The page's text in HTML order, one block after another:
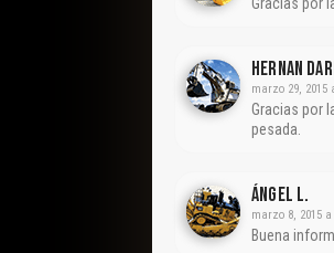
Gracias por
Hernan
marzo 29, 2015
Gracias por
pesada.
Ángel L.
marzo 8, 2015
Buena